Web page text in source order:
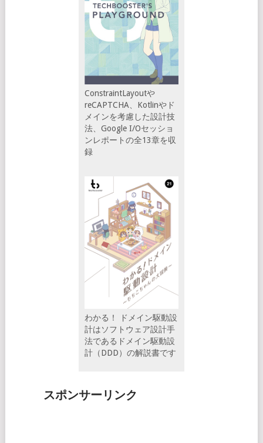
ConstraintLayoutや
reCAPTCHA、Kotlinやド
メインを考慮した設計技
法、Google I/Oセッショ
ンレポートの全13章を収
録
わかる！ ドメイン駆動設
計はソフトウェア設計手
法であるドメイン駆動設
計（DDD）の解説書です
スポンサーリンク